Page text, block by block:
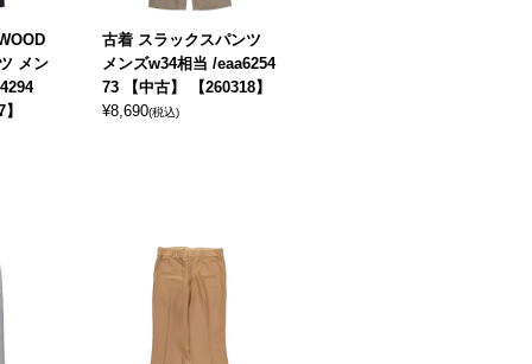
メン
古着 スラックスパンツ
メンズw34相当 /eaa6254
73 【中古】 【260318】
¥8,690(税込)